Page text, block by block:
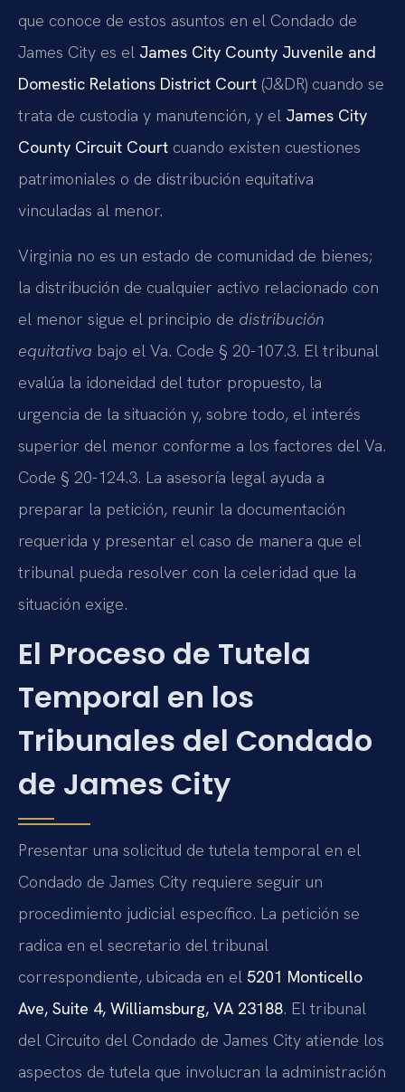
que conoce de estos asuntos en el Condado de
James City es el James City County Juvenile and
Domestic Relations District Court (J&DR) cuando se
trata de custodia y manutención, y el James City
County Circuit Court cuando existen cuestiones
patrimoniales o de distribución equitativa
vinculadas al menor.
Virginia no es un estado de comunidad de bienes;
la distribución de cualquier activo relacionado con
el menor sigue el principio de distribución
equitativa bajo el Va. Code § 20-107.3. El tribunal
evalúa la idoneidad del tutor propuesto, la
urgencia de la situación y, sobre todo, el interés
superior del menor conforme a los factores del Va.
Code § 20-124.3. La asesoría legal ayuda a
preparar la petición, reunir la documentación
requerida y presentar el caso de manera que el
tribunal pueda resolver con la celeridad que la
situación exige.
El Proceso de Tutela
Temporal en los
Tribunales del Condado
de James City
Presentar una solicitud de tutela temporal en el
Condado de James City requiere seguir un
procedimiento judicial específico. La petición se
radica en el secretario del tribunal
correspondiente, ubicada en el 5201 Monticello
Ave, Suite 4, Williamsburg, VA 23188. El tribunal
del Circuito del Condado de James City atiende los
aspectos de tutela que involucran la administración